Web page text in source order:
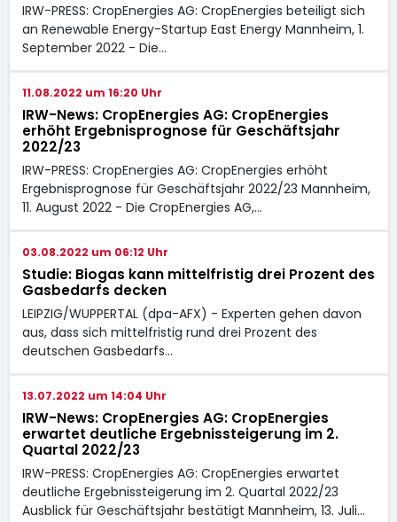
IRW-PRESS: CropEnergies AG: CropEnergies beteiligt sich
an Renewable Energy-Startup East Energy Mannheim, 1.
September 2022 - Die…
11.08.2022 um 16:20 Uhr
IRW-News: CropEnergies AG: CropEnergies
erhöht Ergebnisprognose für Geschäftsjahr
2022/23
IRW-PRESS: CropEnergies AG: CropEnergies erhöht
Ergebnisprognose für Geschäftsjahr 2022/23 Mannheim,
11. August 2022 - Die CropEnergies AG,…
03.08.2022 um 06:12 Uhr
Studie: Biogas kann mittelfristig drei Prozent des
Gasbedarfs decken
LEIPZIG/WUPPERTAL (dpa-AFX) - Experten gehen davon
aus, dass sich mittelfristig rund drei Prozent des
deutschen Gasbedarfs…
13.07.2022 um 14:04 Uhr
IRW-News: CropEnergies AG: CropEnergies
erwartet deutliche Ergebnissteigerung im 2.
Quartal 2022/23
IRW-PRESS: CropEnergies AG: CropEnergies erwartet
deutliche Ergebnissteigerung im 2. Quartal 2022/23
Ausblick für Geschäftsjahr bestätigt Mannheim, 13. Juli…